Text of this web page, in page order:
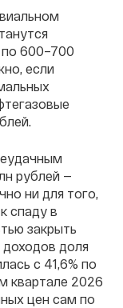
600–700
если
рублей —
ни для того,
спаду в
закрыть
доля
с 41,6% по
квартале 2026
цен сам по